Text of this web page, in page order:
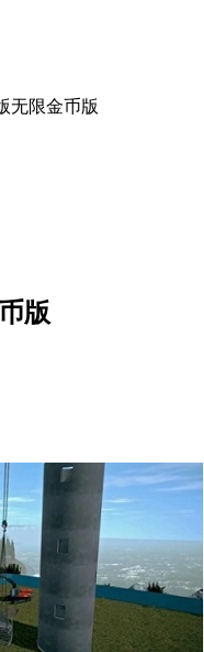
无限金币版
版